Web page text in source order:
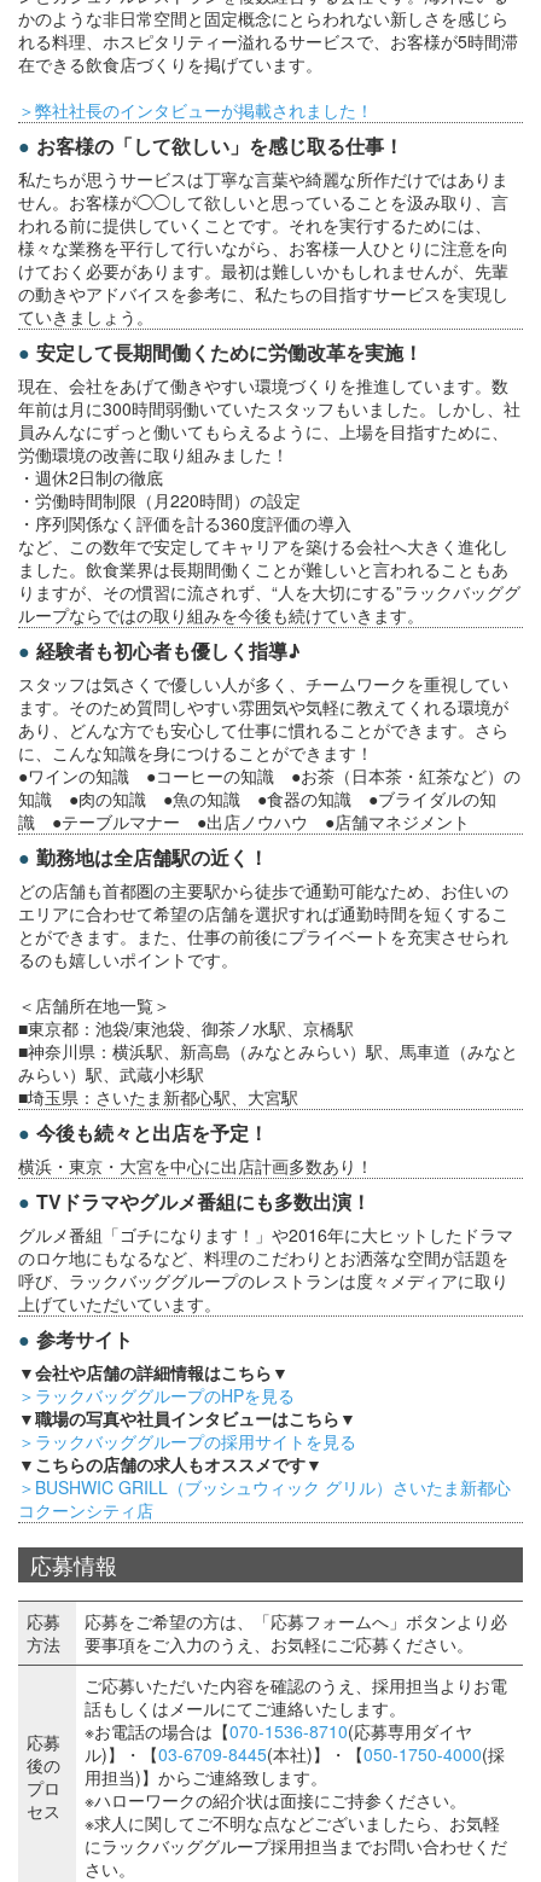
かのような非日常空間と固定概念にとらわれない新しさを感じら
れる料理、ホスピタリティー溢れるサービスで、お客様が5時間滞
在できる飲食店づくりを掲げています。
＞弊社社長のインタビューが掲載されました！
お客様の「して欲しい」を感じ取る仕事！
私たちが思うサービスは丁寧な言葉や綺麗な所作だけではありま
せん。お客様が◯◯して欲しいと思っていることを汲み取り、言
われる前に提供していくことです。それを実行するためには、
様々な業務を平行して行いながら、お客様一人ひとりに注意を向
けておく必要があります。最初は難しいかもしれませんが、先輩
の動きやアドバイスを参考に、私たちの目指すサービスを実現し
ていきましょう。
安定して長期間働くために労働改革を実施！
現在、会社をあげて働きやすい環境づくりを推進しています。数
年前は月に300時間弱働いていたスタッフもいました。しかし、社
員みんなにずっと働いてもらえるように、上場を目指すために、
労働環境の改善に取り組みました！
・週休2日制の徹底
・労働時間制限（月220時間）の設定
・序列関係なく評価を計る360度評価の導入
など、この数年で安定してキャリアを築ける会社へ大きく進化し
ました。飲食業界は長期間働くことが難しいと言われることもあ
りますが、その慣習に流されず、“人を大切にする”ラックバッググ
ループならではの取り組みを今後も続けていきます。
経験者も初心者も優しく指導♪
スタッフは気さくで優しい人が多く、チームワークを重視してい
ます。そのため質問しやすい雰囲気や気軽に教えてくれる環境が
あり、どんな方でも安心して仕事に慣れることができます。さら
に、こんな知識を身につけることができます！
●ワインの知識 ●コーヒーの知識 ●お茶（日本茶・紅茶など）の
知識 ●肉の知識 ●魚の知識 ●食器の知識 ●ブライダルの知
識 ●テーブルマナー ●出店ノウハウ ●店舗マネジメント
勤務地は全店舗駅の近く！
どの店舗も首都圏の主要駅から徒歩で通勤可能なため、お住いの
エリアに合わせて希望の店舗を選択すれば通勤時間を短くするこ
とができます。また、仕事の前後にプライベートを充実させられ
るのも嬉しいポイントです。
＜店舗所在地一覧＞
■東京都：池袋/東池袋、御茶ノ水駅、京橋駅
■神奈川県：横浜駅、新高島（みなとみらい）駅、馬車道（みなと
みらい）駅、武蔵小杉駅
■埼玉県：さいたま新都心駅、大宮駅
今後も続々と出店を予定！
横浜・東京・大宮を中心に出店計画多数あり！
TVドラマやグルメ番組にも多数出演！
グルメ番組「ゴチになります！」や2016年に大ヒットしたドラマ
のロケ地にもなるなど、料理のこだわりとお洒落な空間が話題を
呼び、ラックバッググループのレストランは度々メディアに取り
上げていただいています。
参考サイト
▼会社や店舗の詳細情報はこちら▼
＞ラックバッググループのHPを見る
▼職場の写真や社員インタビューはこちら▼
＞ラックバッググループの採用サイトを見る
▼こちらの店舗の求人もオススメです▼
＞BUSHWIC GRILL（ブッシュウィック グリル）さいたま新都心
コクーンシティ店
応募情報
応募
方法
応募をご希望の方は、「応募フォームへ」ボタンより必
要事項をご入力のうえ、お気軽にご応募ください。
応募
後の
プロ
セス
ご応募いただいた内容を確認のうえ、採用担当よりお電
話もしくはメールにてご連絡いたします。
※お電話の場合は【070-1536-8710(応募専用ダイヤ
ル)】・【03-6709-8445(本社)】・【050-1750-4000(採
用担当)】からご連絡致します。
※ハローワークの紹介状は面接にご持参ください。
※求人に関してご不明な点などございましたら、お気軽
にラックバッググループ採用担当までお問い合わせくだ
さい。